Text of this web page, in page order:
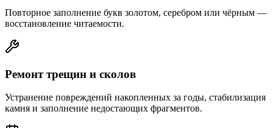
Повторное заполнение букв золотом, серебром или чёрным —
восстановление читаемости.
Ремонт трещин и сколов
Устранение повреждений накопленных за годы, стабилизация
камня и заполнение недостающих фрагментов.